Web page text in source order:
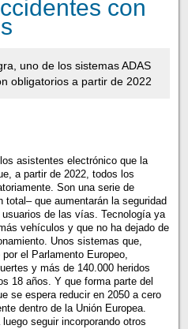
con
uno de los sistemas ADAS
obligatorios a partir de 2022
asistentes electrónico que la
a partir de 2022, todos los
Son una serie de
que aumentarán la seguridad
de las vías. Tecnología ya
vehículos y que no ha dejado de
Unos sistemas que,
el Parlamento Europeo,
y más de 140.000 heridos
18 años. Y que forma parte del
se espera reducir en 2050 a cero
dentro de la Unión Europea.
seguir incorporando otros